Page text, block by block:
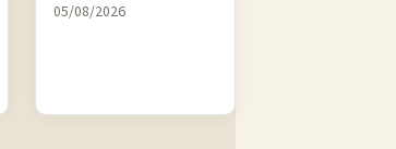
05/08/2026